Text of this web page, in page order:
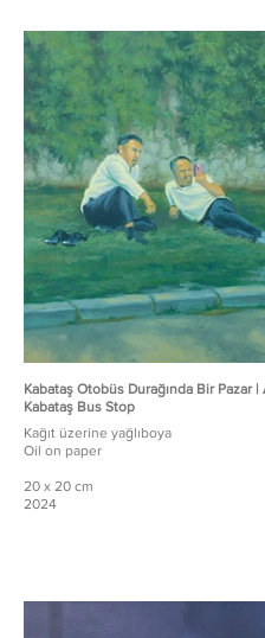
Kabataş Otobüs Durağında Bir Pazar
Kabataş Bus Stop
Kağıt üzerine yağlıboya
Oil on paper
20 x 20 cm
2024